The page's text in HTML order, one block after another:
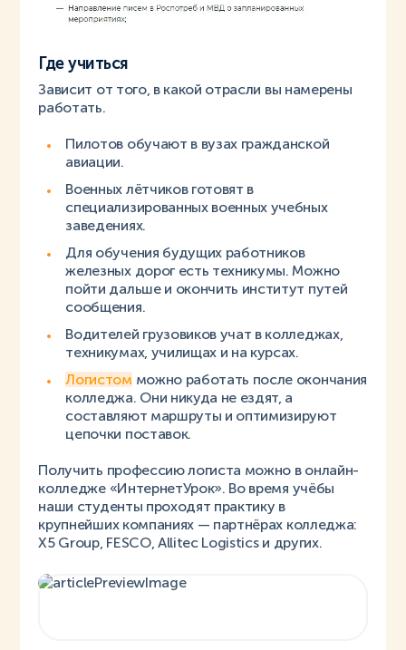
Где учиться
Зависит от того, в какой отрасли вы намерены
работать.
Пилотов обучают в вузах гражданской
авиации.
Военных лётчиков готовят в
специализированных военных учебных
заведениях.
Для обучения будущих работников
железных дорог есть техникумы. Можно
пойти дальше и окончить институт путей
сообщения.
Водителей грузовиков учат в колледжах,
техникумах, училищах и на курсах.
Логистом можно работать после окончания
колледжа. Они никуда не ездят, а
составляют маршруты и оптимизируют
цепочки поставок.
Получить профессию логиста можно в онлайн-
колледже «ИнтернетУрок». Во время учёбы
наши студенты проходят практику в
крупнейших компаниях — партнёрах колледжа:
X5 Group, FESCO, Allitec Logistics и других.